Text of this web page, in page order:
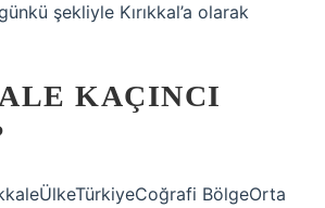
şekliyle Kırıkkal’a olarak
KAÇINCI
BölgeOrta